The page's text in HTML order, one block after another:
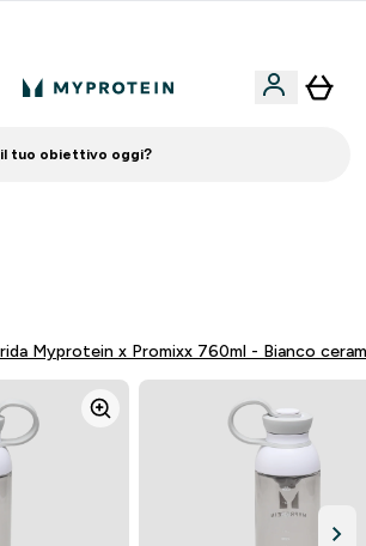
il tuo obiettivo oggi?
Myprotein x Promixx 760ml - Bianco